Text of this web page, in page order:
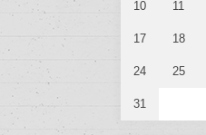
10 11
17 18
24 25
31